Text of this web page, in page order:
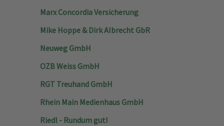
Marx Concordia Versicherung
Mike Hoppe & Dirk Albrecht GbR
Neuweg GmbH
OZB Weiss GmbH
RGT Treuhand GmbH
Rhein Main Medienhaus GmbH
Riedl - Rundum gut!